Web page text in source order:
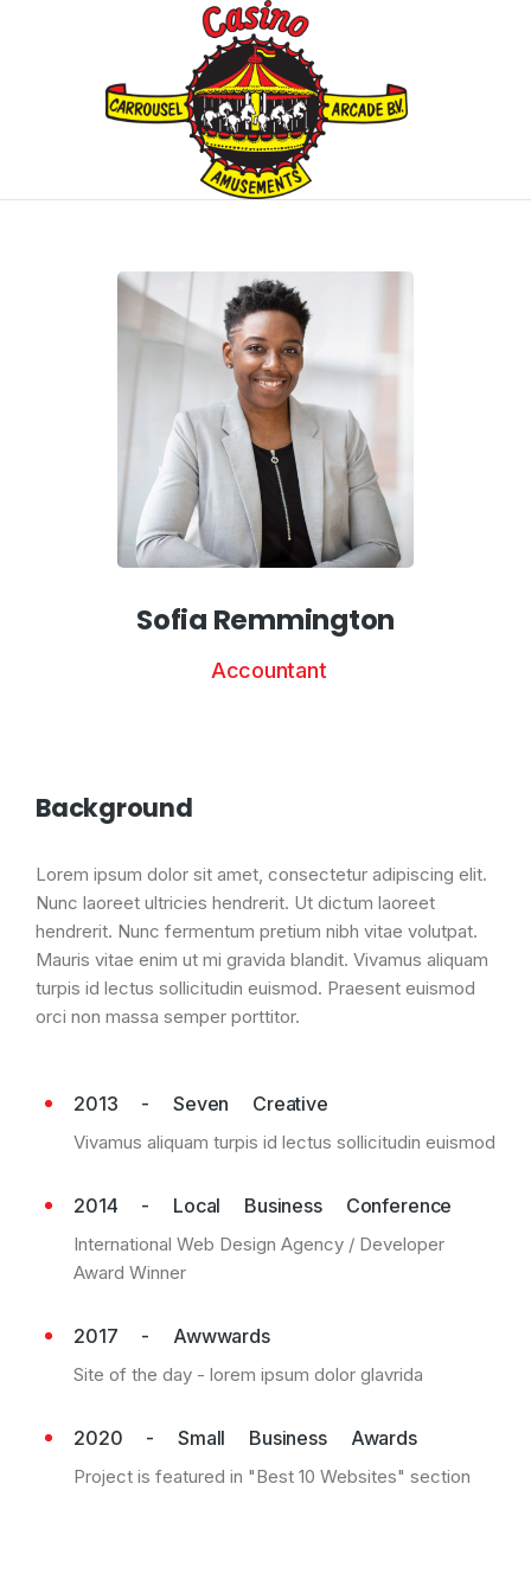
Sofia Remmington
Accountant
Background
Lorem ipsum dolor sit amet, consectetur adipiscing elit.
Nunc laoreet ultricies hendrerit. Ut dictum laoreet
hendrerit. Nunc fermentum pretium nibh vitae volutpat.
Mauris vitae enim ut mi gravida blandit. Vivamus aliquam
turpis id lectus sollicitudin euismod. Praesent euismod
orci non massa semper porttitor.
2013 - Seven Creative
Vivamus aliquam turpis id lectus sollicitudin euismod
2014 - Local Business Conference
International Web Design Agency / Developer
Award Winner
2017 - Awwwards
Site of the day - lorem ipsum dolor glavrida
2020 - Small Business Awards
Project is featured in "Best 10 Websites" section